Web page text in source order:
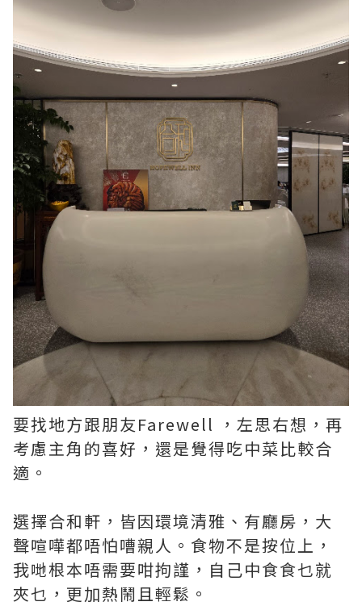
要找地方跟朋友Farewell ，左思右想，再
考慮主角的喜好，還是覺得吃中菜比較合
適。
選擇合和軒，皆因環境清雅、有廳房，大
聲喧嘩都唔怕嘈親人。食物不是按位上，
我哋根本唔需要咁拘謹，自己中食食乜就
夾乜，更加熱鬧且輕鬆。